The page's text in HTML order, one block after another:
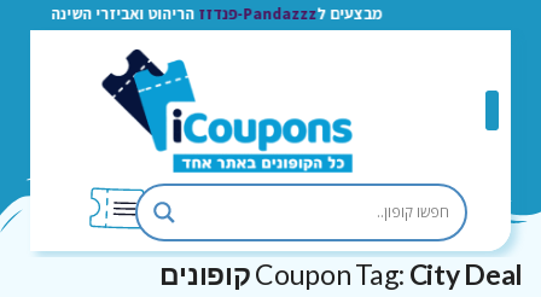
מבצעים ל Pandazzz-פנדזז הריהוט ואביזרי השינה
Coupon Tag: City Deal קופונים